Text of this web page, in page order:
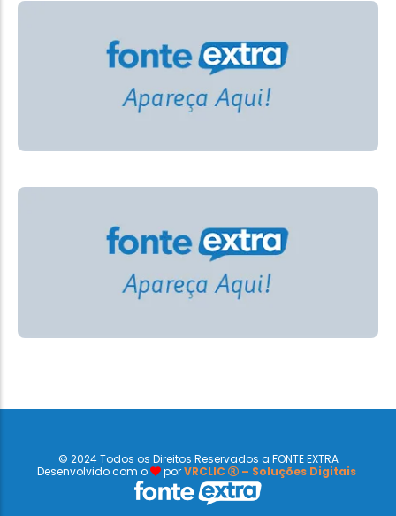
© 2024 Todos os Direitos Reservados a FONTE EXTRA
Desenvolvido com o
porVRCLIC – Soluções Digitais